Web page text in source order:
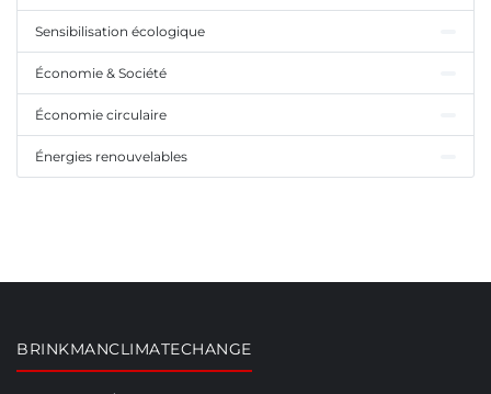
Sensibilisation écologique
Économie & Société
Économie circulaire
Énergies renouvelables
BRINKMANCLIMATECHANGE